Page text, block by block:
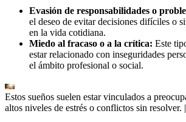
Evasión de responsabilidades o
el deseo de evitar decisiones difíciles o
en la vida cotidiana.
Miedo al fracaso o a la crítica: Este
estar relacionado con inseguridades
el ámbito profesional o social.
Estos sueños suelen estar vinculados a
altos niveles de estrés o conflictos sin resolver.